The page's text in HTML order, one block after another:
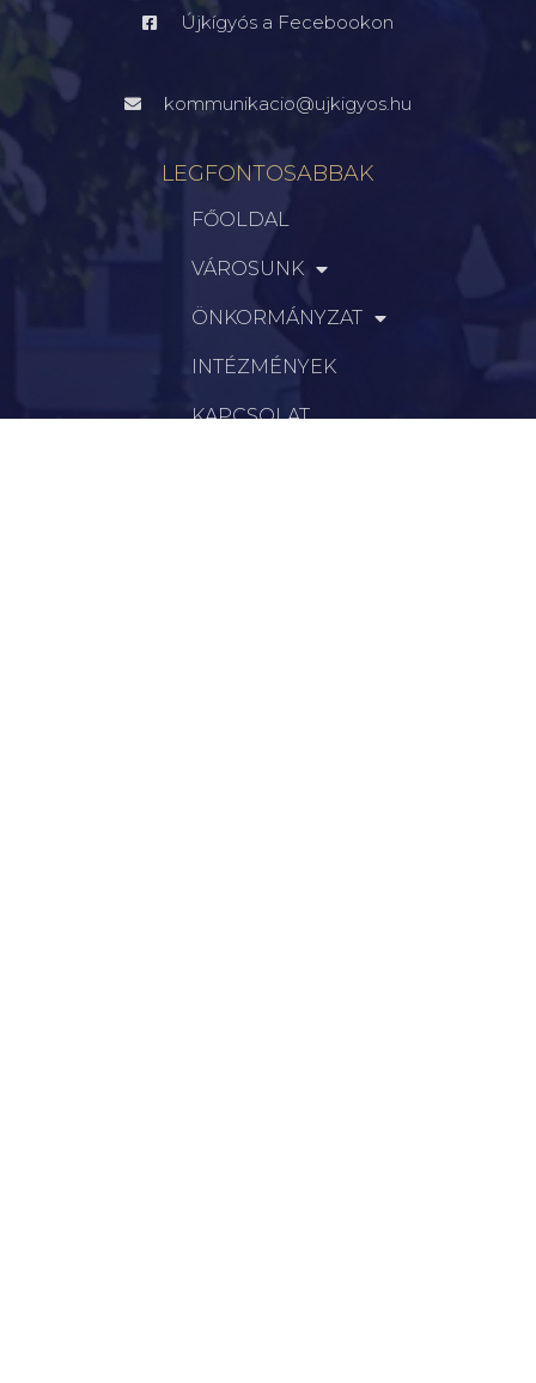
Újkígyós a Fecebookon
kommunikacio@ujkigyos.hu
LEGFONTOSABBAK
FŐOLDAL
VÁROSUNK
ÖNKORMÁNYZAT
INTÉZMÉNYEK
KAPCSOLAT